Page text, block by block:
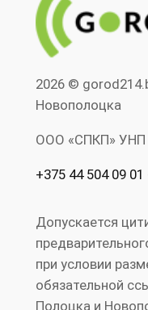
2026 ©
Новополоцка
ООО «СПКП» УНП
+375 44 504 09
Допускается
при условии
обязательной
Полоцка и